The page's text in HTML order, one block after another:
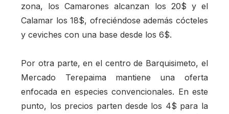
zona, los Camarones alcanzan los 20$ y el
Calamar los 18$, ofreciéndose además cócteles
y ceviches con una base desde los 6$.
Por otra parte, en el centro de Barquisimeto, el
Mercado Terepaima mantiene una oferta
enfocada en especies convencionales. En este
punto, los precios parten desde los 4$ para la